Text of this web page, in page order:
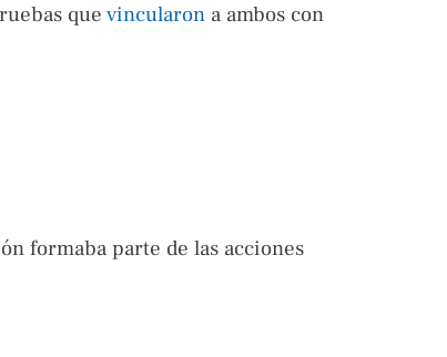
que vincularon a ambos con
formaba parte de las acciones